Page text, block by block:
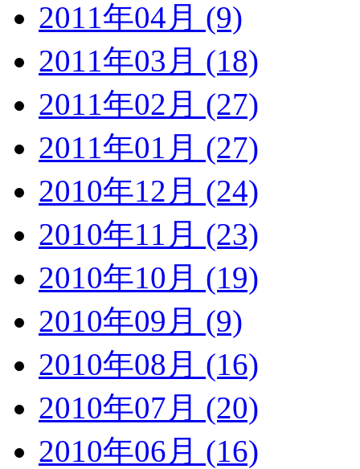
2011年04月 (9)
2011年03月 (18)
2011年02月 (27)
2011年01月 (27)
2010年12月 (24)
2010年11月 (23)
2010年10月 (19)
2010年09月 (9)
2010年08月 (16)
2010年07月 (20)
2010年06月 (16)